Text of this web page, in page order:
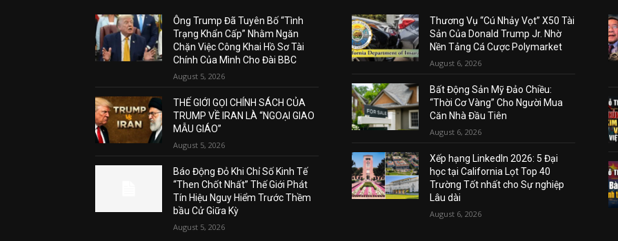
Ông Trump Đã Tuyên Bố “Tình
Trạng Khẩn Cấp” Nhằm Ngăn
Chặn Việc Công Khai Hồ Sơ Tài
Chính Của Mình Cho Đài BBC
August 5, 2026
THẾ GIỚI GỌI CHÍNH SÁCH CỦA
TRUMP VỀ IRAN LÀ “NGOẠI GIAO
MẪU GIÁO”
August 5, 2026
Báo Động Đỏ Khi Chỉ Số Kinh Tế
“Then Chốt Nhất” Thế Giới Phát
Tín Hiệu Nguy Hiểm Trước Thềm
bầu Cử Giữa Kỳ
August 5, 2026
Thương Vụ “Cú Nhảy Vọt” X50 Tài
Sản Của Donald Trump Jr. Nhờ
Nền Tảng Cá Cược Polymarket
August 6, 2026
Bất Động Sản Mỹ Đảo Chiều:
“Thời Cơ Vàng” Cho Người Mua
Căn Nhà Đầu Tiên
August 6, 2026
Xếp hạng LinkedIn 2026: 5 Đại
học tại California Lọt Top 40
Trường Tốt nhất cho Sự nghiệp
Lâu dài
August 6, 2026